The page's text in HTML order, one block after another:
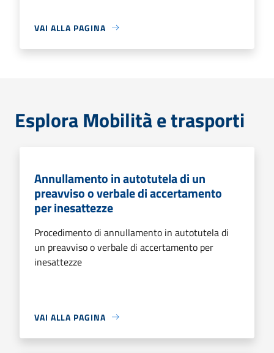
VAI ALLA PAGINA
Esplora Mobilità e trasporti
Annullamento in autotutela di un
preavviso o verbale di accertamento
per inesattezze
Procedimento di annullamento in autotutela di
un preavviso o verbale di accertamento per
inesattezze
VAI ALLA PAGINA